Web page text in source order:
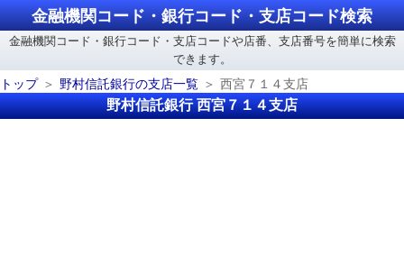
金融機関コード・銀行コード・支店コード検索
金融機関コード・銀行コード・支店コードや店番、支店番号を簡単に検索
できます。
トップ
野村信託銀行の支店一覧 西宮７１４支店
野村信託銀行 西宮７１４支店